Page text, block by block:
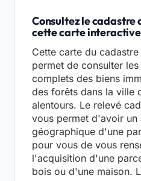
Consultez le cadastre
cette carte interactive
Cette carte du
permet de consulter
complets des biens
des forêts dans la ville
alentours. Le relevé
vous permet d'avoir un
géographique d'une
pour vous de vous
l'acquisition d'une
bois ou d'une maison.